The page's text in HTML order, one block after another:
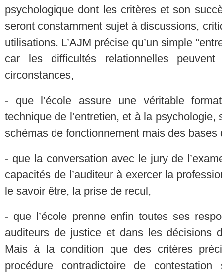
psychologique dont les critères et son
seront constamment sujet à discussions,
utilisations. L’AJM précise qu’un simple
car les difficultés relationnelles
circonstances,
- que l’école assure une véritable
technique de l’entretien, et à la psychologie,
schémas de fonctionnement mais des bases
- que la conversation avec le jury de
capacités de l’auditeur à exercer la
le savoir être, la prise de recul,
- que l’école prenne enfin toutes ses
auditeurs de justice et dans les décisions
Mais à la condition que des critères
procédure contradictoire de